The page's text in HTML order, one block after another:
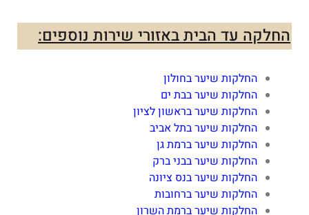
החלקה עד הבית באזורי שירות נוספים:
החלקות שיער בחולון
החלקות שיער בבת ים
החלקות שיער בראשון לציון
החלקות שיער בתל אביב
החלקות שיער ברמת גן
החלקות שיער בבני ברק
החלקות שיער בנס ציונה
החלקות שיער ברחובות
החלקות שיער ברמת השרון